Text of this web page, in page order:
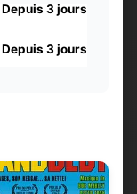
Depuis 3 jours
Depuis 3 jours